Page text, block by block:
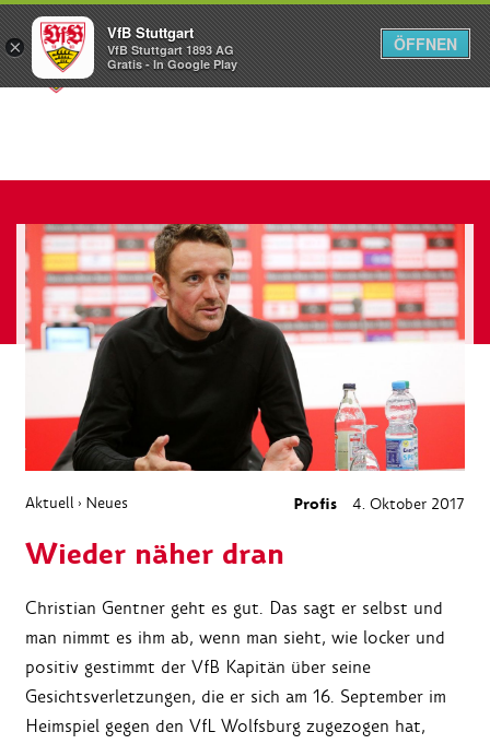
Menü
Aktuell › Neues Profis 4. Oktober 2017
Wieder näher dran
Christian Gentner geht es gut. Das sagt er selbst und
man nimmt es ihm ab, wenn man sieht, wie locker und
positiv gestimmt der VfB Kapitän über seine
Gesichtsverletzungen, die er sich am 16. September im
Heimspiel gegen den VfL Wolfsburg zugezogen hat,
×
VfB Stuttgart
VfB Stuttgart 1893 AG
Gratis - In Google Play
ÖFFNEN